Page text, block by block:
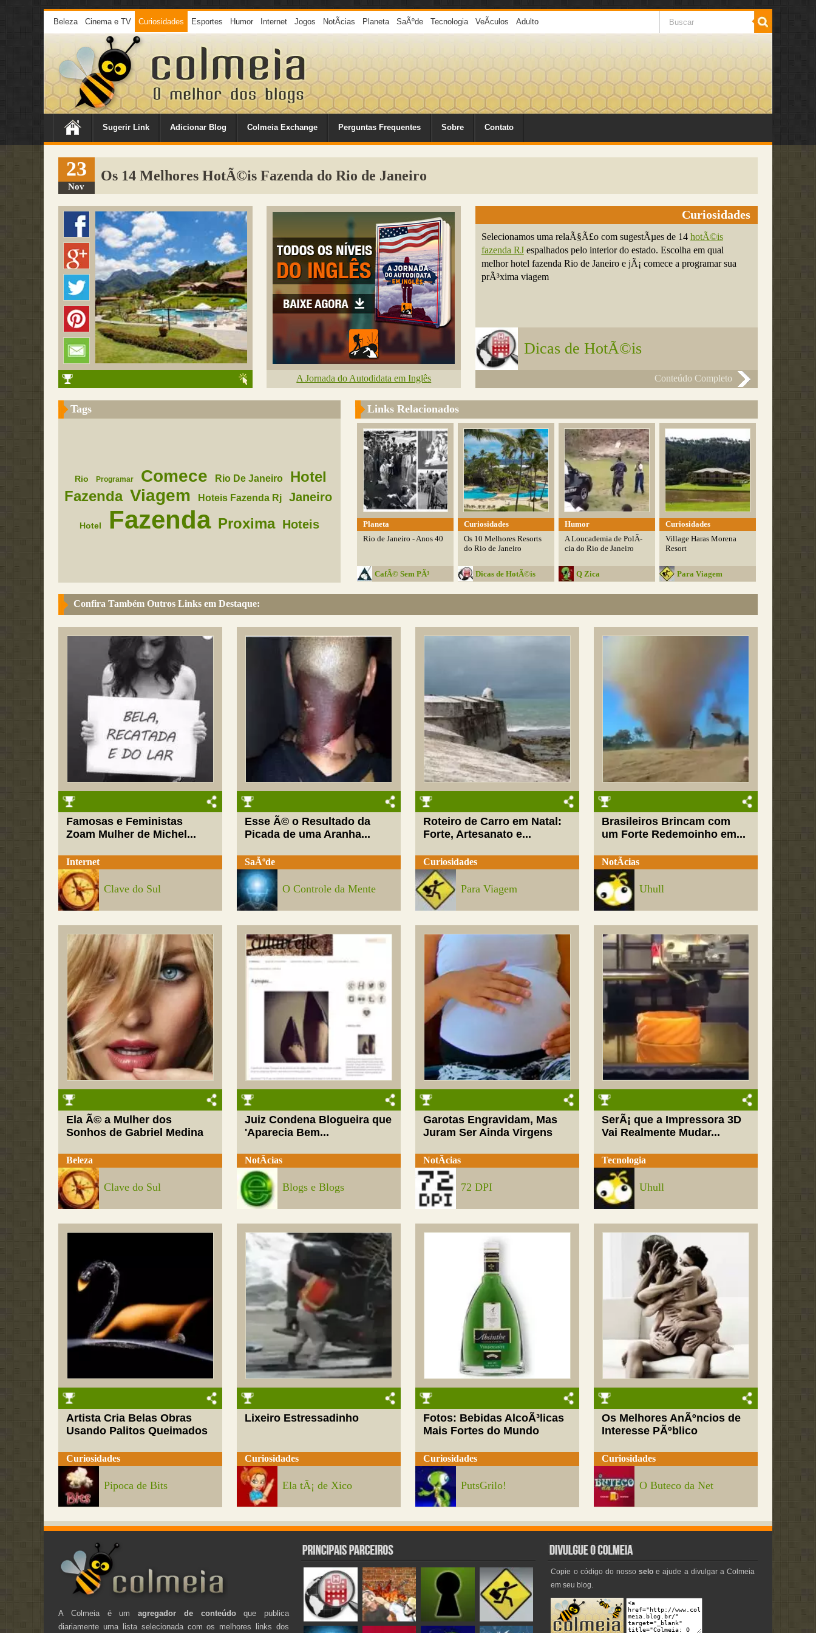
Beleza Cinema e TV Curiosidades Esportes Humor Internet Jogos NotÃ­cias Planeta SaÃºde Tecnologia VeÃ­culos Adulto
Sugerir Link Adicionar Blog Colmeia Exchange Perguntas Frequentes Sobre Contato
23
Nov
Os 14 Melhores HotÃ©is Fazenda do Rio de Janeiro
A Jornada do Autodidata em Inglês
Curiosidades
Selecionamos uma relaÃ§Ã£o com sugestÃµes de 14 hotÃ©is
fazenda RJespalhados pelo interior do estado. Escolha em qual
melhor hotel fazenda Rio de Janeiro e jÃ¡ comece a programar sua
prÃ³xima viagem
Dicas de HotÃ©is
Conteúdo Completo
Tags
Rio Programar Comece Rio De Janeiro
Hotel
Fazenda Viagem Hoteis Fazenda Rj Janeiro
Hotel Fazenda Proxima Hoteis
Links Relacionados
Planeta
Rio de Janeiro - Anos 40
CafÃ© Sem PÃ³
Curiosidades
Os 10 Melhores Resorts
do Rio de Janeiro
Dicas de HotÃ©is
Humor
A Loucademia de PolÃ­
cia do Rio de Janeiro
Q Zica
Curiosidades
Village Haras Morena
Resort
Para Viagem
Confira Também Outros Links em Destaque:
Famosas e Feministas
Zoam Mulher de Michel...
Internet
Clave do Sul
Esse Ã© o Resultado da
Picada de uma Aranha...
SaÃºde
O Controle da Mente
Roteiro de Carro em Natal:
Forte, Artesanato e...
Curiosidades
Para Viagem
Brasileiros Brincam com
um Forte Redemoinho em...
NotÃ­cias
Uhull
Ela Ã© a Mulher dos
Sonhos de Gabriel Medina
Beleza
Clave do Sul
Juiz Condena Blogueira que
'Aparecia Bem...
NotÃ­cias
Blogs e Blogs
Garotas Engravidam, Mas
Juram Ser Ainda Virgens
NotÃ­cias
72 DPI
SerÃ¡ que a Impressora 3D
Vai Realmente Mudar...
Tecnologia
Uhull
Artista Cria Belas Obras
Usando Palitos Queimados
Curiosidades
Pipoca de Bits
Lixeiro Estressadinho
Curiosidades
Ela tÃ¡ de Xico
Fotos: Bebidas AlcoÃ³licas
Mais Fortes do Mundo
Curiosidades
PutsGrilo!
Os Melhores AnÃºncios de
Interesse PÃºblico
Curiosidades
O Buteco da Net
A Colmeia é umagregador de conteúdoque publica
diariamente uma lista selecionada com os melhores links dos
Copie o código do nossoselo e ajude a divulgar a Colmeia
em seu blog.